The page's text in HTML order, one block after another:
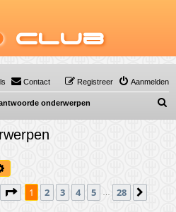
Club
Contact Aanmelden
Registreer
onderwerpen
o
Pagina van28
1 2 3 4 5 28